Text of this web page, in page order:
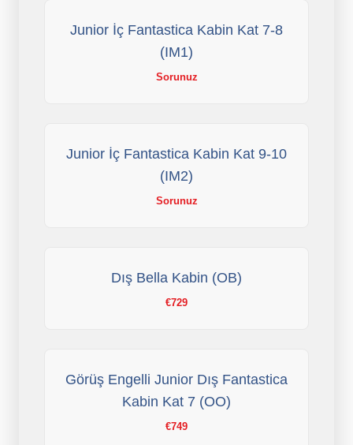
Junior İç Fantastica Kabin Kat 7-8
(IM1)
Sorunuz
Junior İç Fantastica Kabin Kat 9-10
(IM2)
Sorunuz
Dış Bella Kabin (OB)
€729
Görüş Engelli Junior Dış Fantastica
Kabin Kat 7 (OO)
€749